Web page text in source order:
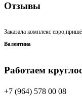
Отзывы
Заказала комплекс
Валентина
Работаем
+7 (964) 578 00 08